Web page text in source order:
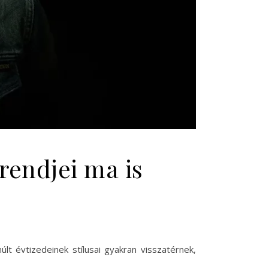
ma is
évtizedeinek stílusai gyakran visszatérnek,